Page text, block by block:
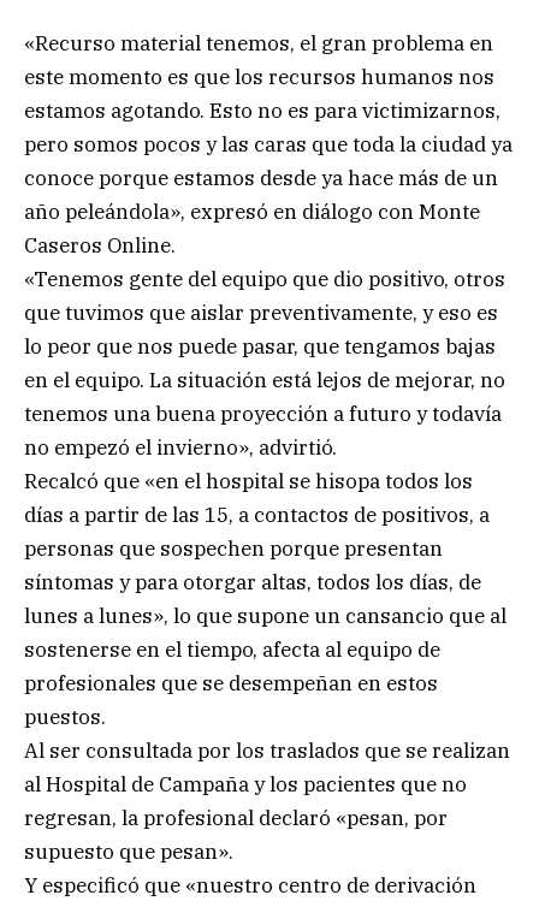
«Recurso material tenemos, el gran problema en
este momento es que los recursos humanos nos
estamos agotando. Esto no es para victimizarnos,
pero somos pocos y las caras que toda la ciudad ya
conoce porque estamos desde ya hace más de un
año peleándola», expresó en diálogo con Monte
Caseros Online.
«Tenemos gente del equipo que dio positivo, otros
que tuvimos que aislar preventivamente, y eso es
lo peor que nos puede pasar, que tengamos bajas
en el equipo. La situación está lejos de mejorar, no
tenemos una buena proyección a futuro y todavía
no empezó el invierno», advirtió.
Recalcó que «en el hospital se hisopa todos los
días a partir de las 15, a contactos de positivos, a
personas que sospechen porque presentan
síntomas y para otorgar altas, todos los días, de
lunes a lunes», lo que supone un cansancio que al
sostenerse en el tiempo, afecta al equipo de
profesionales que se desempeñan en estos
puestos.
Al ser consultada por los traslados que se realizan
al Hospital de Campaña y los pacientes que no
regresan, la profesional declaró «pesan, por
supuesto que pesan».
Y especificó que «nuestro centro de derivación